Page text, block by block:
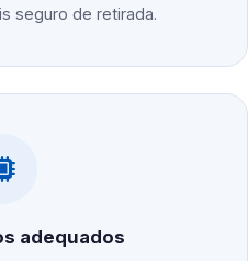
seguro de retirada.
adequados